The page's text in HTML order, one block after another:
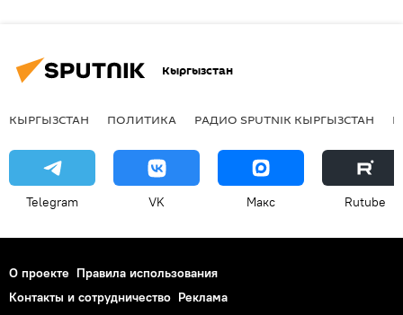
Кыргызстан
КЫРГЫЗСТАН ПОЛИТИКА РАДИО SPUTNIK КЫРГЫЗСТАН
Telegram VK Макс Rutube
О проекте Правила использования
Контакты и сотрудничество Реклама